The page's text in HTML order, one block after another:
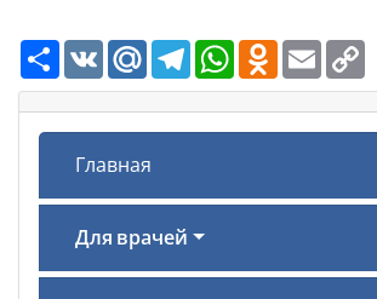
РесурсVK Mail.Ru TelegramWhatsAppOdnoklassniki
Email
Главная
Для врачей